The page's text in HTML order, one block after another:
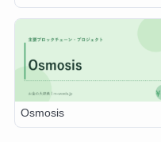
Osmosis